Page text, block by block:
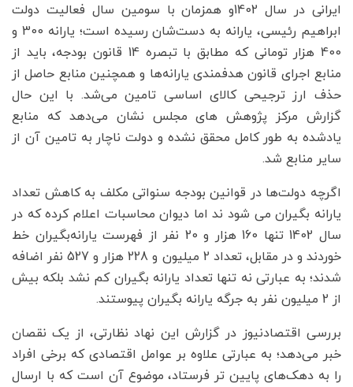
ایرانی در سال 1402و همزمان با سومین سال فعالیت دولت
ابراهیم رئیسی، یارانه به دست‌شان رسیده است؛ یارانه 300 و
400 هزار تومانی که مطابق با تبصره 14 قانون بودجه، باید از
منابع اجرای قانون هدفمندی یارانه‌ها و همچنین منابع حاصل از
حذف ارز ترجیحی کالای اساسی تامین می‌شد. با این حال
گزارش مرکز پژوهش های مجلس نشان می‌دهد که منابع
یادشده به طور کامل محقق نشده و دولت ناچار به تامین آن از
سایر منابع شد.
اگرچه دولت‌ها در قوانین بودجه سنواتی مکلف به کاهش تعداد
یارانه بگیران می شود ند اما دیوان محاسبات اعلام کرده که در
سال 1402 تنها 160 هزار و 20 نفر از فهرست یارانه‌بگیران خط
خوردند و در مقابل، تعداد 2 میلیون و 228 هزار و 527 نفر اضافه
شدند؛ به عبارتی نه تنها تعداد یارانه بگیران کم نشد بلکه بیش
از 2 میلیون نفر به جرگه یارانه بگیران پیوستند.
بررسی اقتصادنیوز در گزارش این نهاد نظارتی، از یک نقصان
خبر می‌دهد؛ به عبارتی علاوه بر عوامل اقتصادی که برخی افراد
را به دهک‌های پایین تر فرستاد، موضوع آن است که با ارسال